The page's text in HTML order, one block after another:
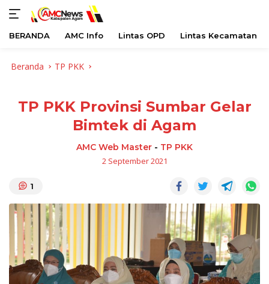
BERANDA AMC Info Lintas OPD Lintas Kecamatan
Beranda TP PKK
TP PKK Provinsi Sumbar Gelar
Bimtek di Agam
AMC Web Master - TP PKK
2 September 2021
1